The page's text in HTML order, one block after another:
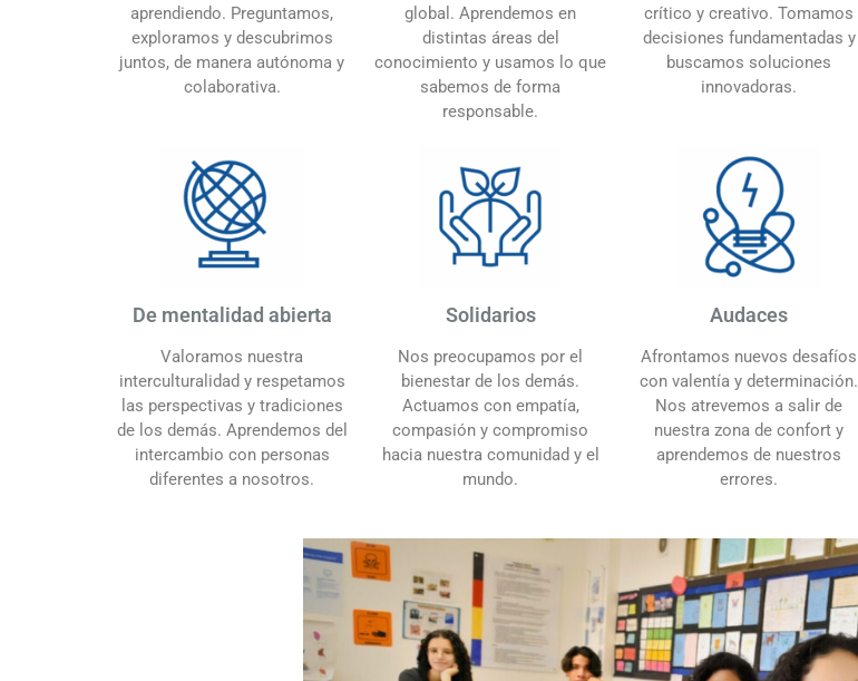
aprendiendo. Preguntamos,
exploramos y descubrimos
juntos, de manera autónoma y
colaborativa.
global. Aprendemos en
distintas áreas del
conocimiento y usamos lo que
sabemos de forma
responsable.
crítico y creativo. Tomamos
decisiones fundamentadas y
buscamos soluciones
innovadoras.
De mentalidad abierta
Valoramos nuestra
interculturalidad y respetamos
las perspectivas y tradiciones
de los demás. Aprendemos del
intercambio con personas
diferentes a nosotros.
Solidarios
Nos preocupamos por el
bienestar de los demás.
Actuamos con empatía,
compasión y compromiso
hacia nuestra comunidad y el
mundo.
Audaces
Afrontamos nuevos desafíos
con valentía y determinación.
Nos atrevemos a salir de
nuestra zona de confort y
aprendemos de nuestros
errores.